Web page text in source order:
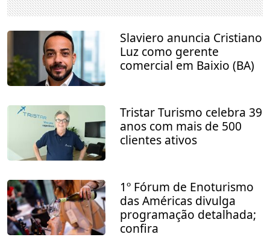
Slaviero anuncia Cristiano
Luz como gerente
comercial em Baixio (BA)
Tristar Turismo celebra 39
anos com mais de 500
clientes ativos
1º Fórum de Enoturismo
das Américas divulga
programação detalhada;
confira